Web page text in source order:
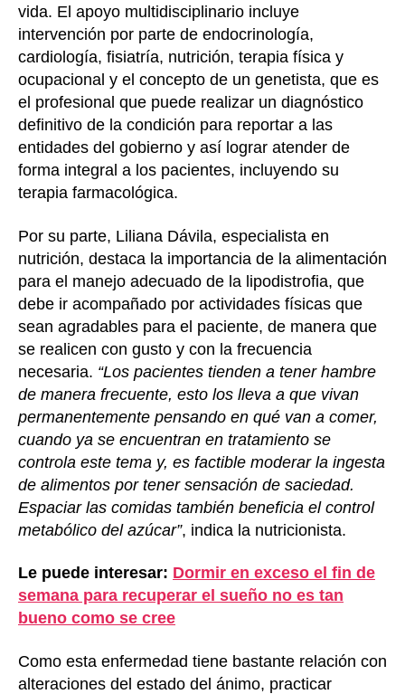
vida. El apoyo multidisciplinario incluye
intervención por parte de endocrinología,
cardiología, fisiatría, nutrición, terapia física y
ocupacional y el concepto de un genetista, que es
el profesional que puede realizar un diagnóstico
definitivo de la condición para reportar a las
entidades del gobierno y así lograr atender de
forma integral a los pacientes, incluyendo su
terapia farmacológica.
Por su parte, Liliana Dávila, especialista en
nutrición, destaca la importancia de la alimentación
para el manejo adecuado de la lipodistrofia, que
debe ir acompañado por actividades físicas que
sean agradables para el paciente, de manera que
se realicen con gusto y con la frecuencia
necesaria. “Los pacientes tienden a tener hambre
de manera frecuente, esto los lleva a que vivan
permanentemente pensando en qué van a comer,
cuando ya se encuentran en tratamiento se
controla este tema y, es factible moderar la ingesta
de alimentos por tener sensación de saciedad.
Espaciar las comidas también beneficia el control
metabólico del azúcar”, indica la nutricionista.
Le puede interesar: Dormir en exceso el fin de
semana para recuperar el sueño no es tan
bueno como se cree
Como esta enfermedad tiene bastante relación con
alteraciones del estado del ánimo, practicar